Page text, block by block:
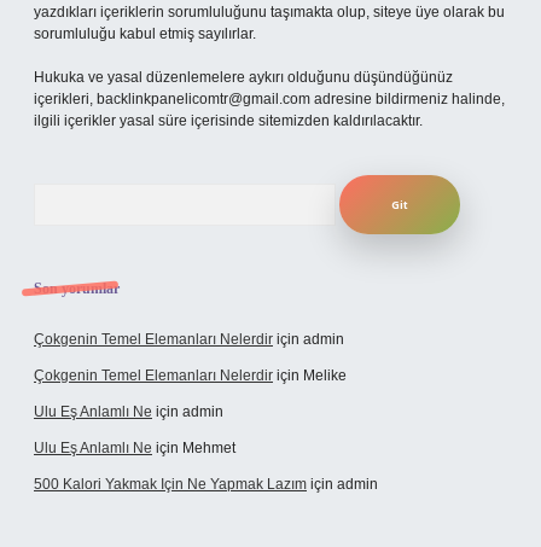
yazdıkları içeriklerin sorumluluğunu taşımakta olup, siteye üye olarak bu
sorumluluğu kabul etmiş sayılırlar.
Hukuka ve yasal düzenlemelere aykırı olduğunu düşündüğünüz
içerikleri, backlinkpanelicomtr@gmail.com adresine bildirmeniz halinde,
ilgili içerikler yasal süre içerisinde sitemizden kaldırılacaktır.
Son yorumlar
Çokgenin Temel Elemanları Nelerdir için admin
Çokgenin Temel Elemanları Nelerdir için Melike
Ulu Eş Anlamlı Ne için admin
Ulu Eş Anlamlı Ne için Mehmet
500 Kalori Yakmak Için Ne Yapmak Lazım için admin